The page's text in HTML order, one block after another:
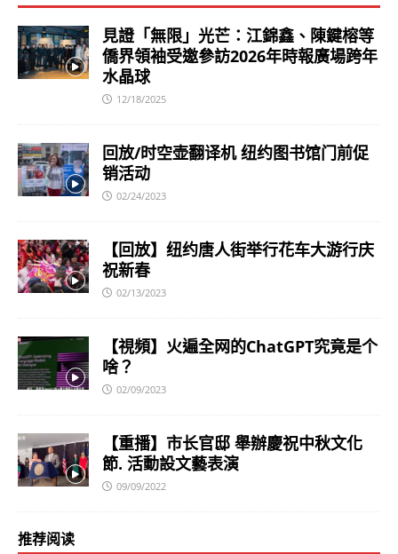
見證「無限」光芒：江錦鑫、陳鍵榕等
僑界領袖受邀參訪2026年時報廣場跨年
水晶球
12/18/2025
回放/时空壶翻译机 纽约图书馆门前促
销活动
02/24/2023
【回放】纽约唐人街举行花车大游行庆
祝新春
02/13/2023
【視頻】火遍全网的ChatGPT究竟是个
啥？
02/09/2023
【重播】市长官邸 舉辦慶祝中秋文化
節. 活動設文藝表演
09/09/2022
推荐阅读